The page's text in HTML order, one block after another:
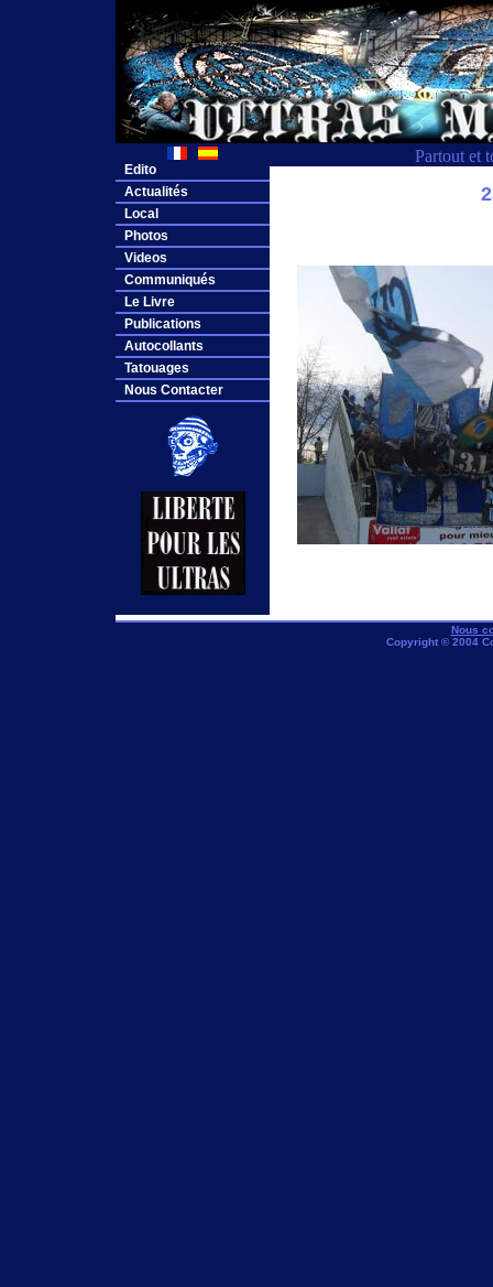
Partout et
Edito
Actualités
Local
Photos
Videos
Communiqués
Le Livre
Publications
Autocollants
Tatouages
Nous Contacter
Nous
Copyright © 2004